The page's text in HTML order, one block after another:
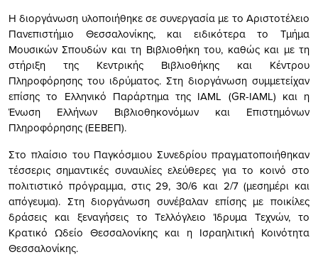
Η διοργάνωση υλοποιήθηκε σε συνεργασία με το Αριστοτέλειο
Πανεπιστήμιο Θεσσαλονίκης, και ειδικότερα το Τμήμα
Μουσικών Σπουδών και τη Βιβλιοθήκη του, καθώς και με τη
στήριξη της Κεντρικής Βιβλιοθήκης και Κέντρου
Πληροφόρησης του ιδρύματος. Στη διοργάνωση συμμετείχαν
επίσης το Ελληνικό Παράρτημα της IAML (GR-IAML) και η
Ένωση Ελλήνων Βιβλιοθηκονόμων και Επιστημόνων
Πληροφόρησης (ΕΕΒΕΠ).
Στο πλαίσιο του Παγκόσμιου Συνεδρίου πραγματοποιήθηκαν
τέσσερις σημαντικές συναυλίες ελεύθερες για το κοινό στο
πολιτιστικό πρόγραμμα, στις 29, 30/6 και 2/7 (μεσημέρι και
απόγευμα). Στη διοργάνωση συνέβαλαν επίσης με ποικίλες
δράσεις και ξεναγήσεις το Τελλόγλειο Ίδρυμα Τεχνών, το
Κρατικό Ωδείο Θεσσαλονίκης και η Ισραηλιτική Κοινότητα
Θεσσαλονίκης.